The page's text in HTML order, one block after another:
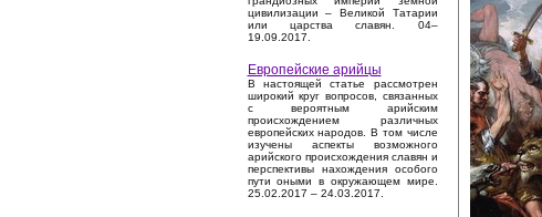
цивилизации – Великой Татарии
или царства славян. 04–
19.09.2017.
Европейские арийцы
В настоящей статье рассмотрен
широкий круг вопросов, связанных
с вероятным арийским
происхождением различных
европейских народов. В том числе
изучены аспекты возможного
арийского происхождения славян и
перспективы нахождения особого
пути оными в окружающем мире.
25.02.2017 – 24.03.2017.